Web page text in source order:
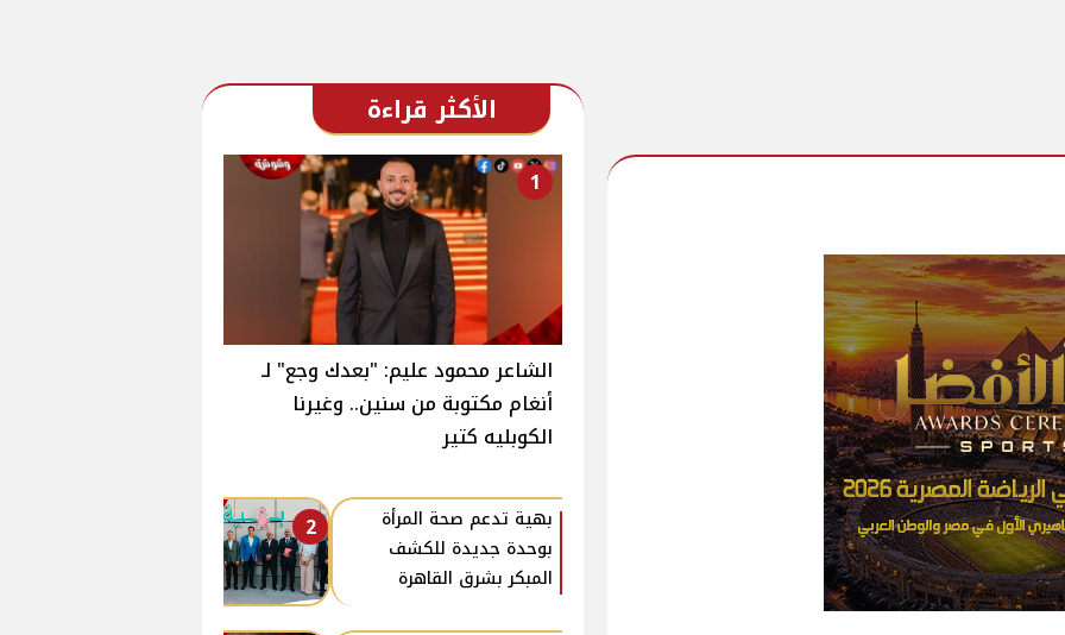
الأكثر قراءة
1
الشاعر محمود عليم: "بعدك وجع" لـ
أنغام مكتوبة من سنين.. وغيرنا
الكوبليه كتير
2
بهية تدعم صحة المرأة
بوحدة جديدة للكشف
المبكر بشرق القاهرة